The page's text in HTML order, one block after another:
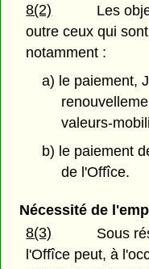
8(2)
Les
outre ceux qui
notamment :
a) le paiement,
valeurs-
b) le paiement
de l'Offîce.
Nécessité de
8(3)
Sous
l'Offîce peut, à